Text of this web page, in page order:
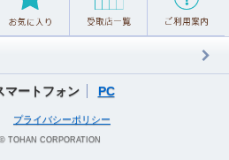
マートフォン PC
プライバシーポリシー
TOHAN CORPORATION